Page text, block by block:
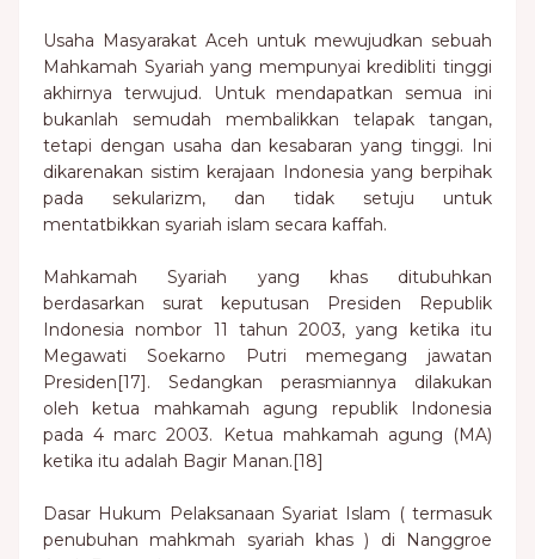
Usaha Masyarakat Aceh untuk mewujudkan sebuah
Mahkamah Syariah yang mempunyai kredibliti tinggi
akhirnya terwujud. Untuk mendapatkan semua ini
bukanlah semudah membalikkan telapak tangan,
tetapi dengan usaha dan kesabaran yang tinggi. Ini
dikarenakan sistim kerajaan Indonesia yang berpihak
pada sekularizm, dan tidak setuju untuk
mentatbikkan syariah islam secara kaffah.
Mahkamah Syariah yang khas ditubuhkan
berdasarkan surat keputusan Presiden Republik
Indonesia nombor 11 tahun 2003, yang ketika itu
Megawati Soekarno Putri memegang jawatan
Presiden[17]. Sedangkan perasmiannya dilakukan
oleh ketua mahkamah agung republik Indonesia
pada 4 marc 2003. Ketua mahkamah agung (MA)
ketika itu adalah Bagir Manan.[18]
Dasar Hukum Pelaksanaan Syariat Islam ( termasuk
penubuhan mahkmah syariah khas ) di Nanggroe